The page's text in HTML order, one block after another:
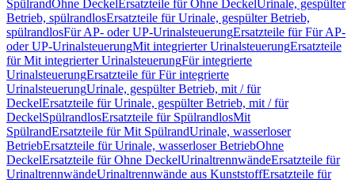
SpülrandOhne DeckelErsatzteile für Ohne DeckelUrinale, gespülter
Betrieb, spülrandlosErsatzteile für Urinale, gespülter Betrieb,
spülrandlosFür AP- oder UP-UrinalsteuerungErsatzteile für Für AP-
oder UP-UrinalsteuerungMit integrierter UrinalsteuerungErsatzteile
für Mit integrierter UrinalsteuerungFür integrierte
UrinalsteuerungErsatzteile für Für integrierte
UrinalsteuerungUrinale, gespülter Betrieb, mit / für
DeckelErsatzteile für Urinale, gespülter Betrieb, mit / für
DeckelSpülrandlosErsatzteile für SpülrandlosMit
SpülrandErsatzteile für Mit SpülrandUrinale, wasserloser
BetriebErsatzteile für Urinale, wasserloser BetriebOhne
DeckelErsatzteile für Ohne DeckelUrinaltrennwändeErsatzteile für
UrinaltrennwändeUrinaltrennwände aus KunststoffErsatzteile für